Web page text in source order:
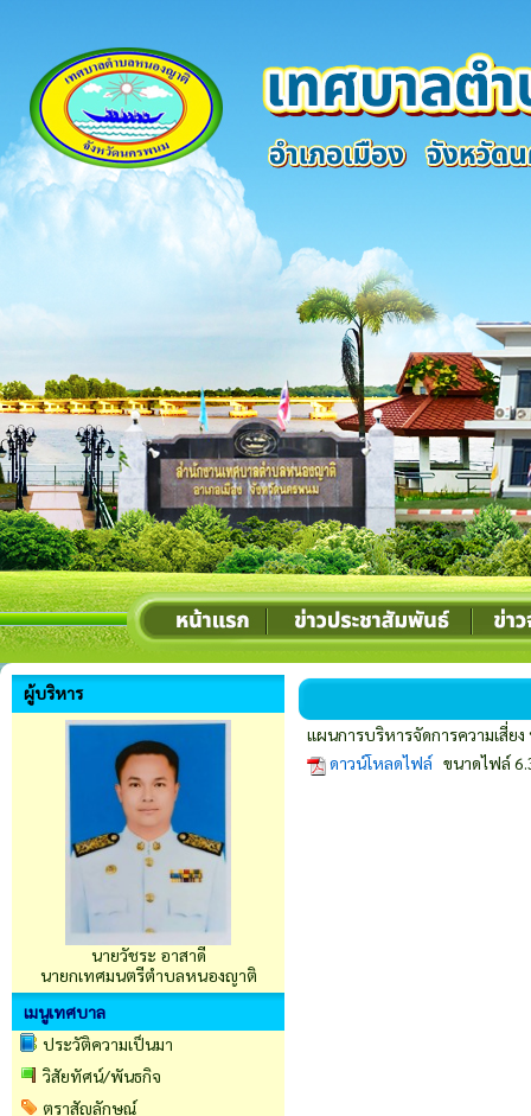
ผู้บริหาร
นายวัชระ อาสาดี
นายกเทศมนตรีตำบลหนองญาติ
เมนูเทศบาล
ประวัติความเป็นมา
วิสัยทัศน์/พันธกิจ
ตราสัญลักษณ์
แผนการบริหารจัดการความเสี่
ดาวน์โหลดไฟล์ ขนาดไฟล์